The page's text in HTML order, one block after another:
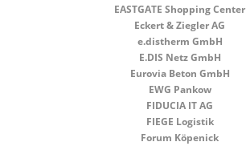
EASTGATE Shopping Center
Eckert & Ziegler AG
e.distherm GmbH
E.DIS Netz GmbH
Eurovia Beton GmbH
EWG Pankow
FIDUCIA IT AG
FIEGE Logistik
Forum Köpenick